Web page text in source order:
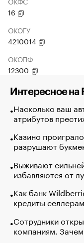
16
ОКОГУ
4210014
ОКОПФ
12300
Интересное на
Насколько ваш
атрибутов
Казино
разрушают
Выживают
избавляются от
Как банк
кредиты
Сотрудники
компаниям.